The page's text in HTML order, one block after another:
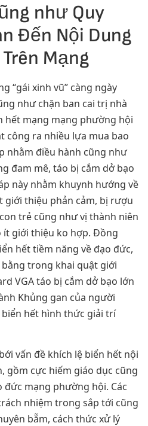
như Quy
Đến Nội Dung
Mạng
“gái xinh vũ” càng ngày
như chặn ban cai trị nhà
hết mạng mạng phường hội
công ra nhiều lựa mua bao
nhằm điều hành cũng như
đam mê, táo bị cắm dở bạo
này nhằm khuynh hướng về
giới thiệu phản cảm, bị rượu
trẻ cũng như vị thành niên
ít giới thiệu ko hợp. Đồng
hết tiềm năng về đạo đức,
trong khai quật giới
VGA táo bị cắm dở bạo lớn
Khủng gan của người
hết hình thức giải trí
vấn đề khích lệ biển hết nội
gồm cực hiếm giáo dục cũng
mạng phường hội. Các
nhiệm trong sắp tới cũng
bẵm, cách thức xử lý